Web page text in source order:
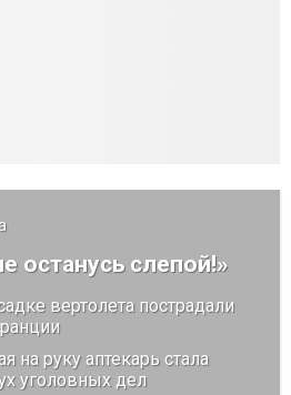
останусь слепой!»
вертолета пострадали
на руку аптекарь стала
уголовных дел